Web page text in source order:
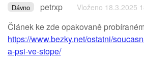
Dávno petrxp Vloženo 18.3.2025
Článek ke zde opakovaně
https://www.bezky.net/ostatni/
a-psi-ve-stope/